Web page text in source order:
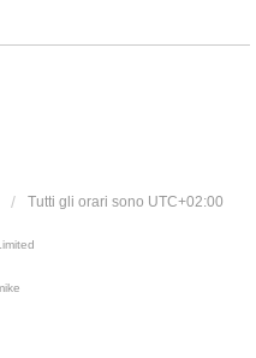
Tutti gli orari sono UTC+02:00